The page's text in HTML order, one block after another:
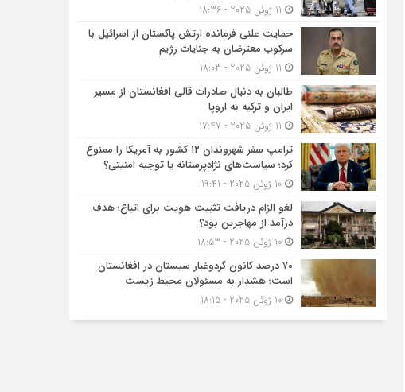
حمایت علنی فرمانده ارتش پاکستان از اسرائیل با
سرکوب معترضان به جنایات رژیم
طالبان به دنبال صادرات قالی افغانستان از مسیر
ایران و ترکیه به اروپا
ترامپ سفر شهروندان ۱۲ کشور به آمریکا را ممنوع
کرد؛ سیاست‌های نژادپرستانه یا توجیه امنیتی؟
10 ژوئن 2025 - 19:41
لغو الزام دریافت تثبیت هویت برای اتباع؛ هدف
درآمد از مهاجرین بود؟
10 ژوئن 2025 - 18:53
۷۰ درصد کانون گردوغبار سیستان در افغانستان
است؛ هشدار به مسئولان محیط زیست
10 ژوئن 2025 - 18:15